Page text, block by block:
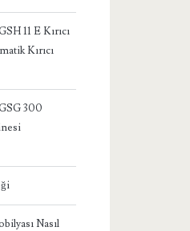
11 E Kırıcı
Kırıcı
300
Nasıl